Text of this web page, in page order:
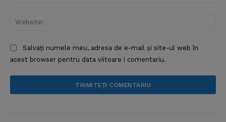
Salvați numele meu, adresa de e-mail și site-ul web în
acest browser pentru data viitoare i comentariu.